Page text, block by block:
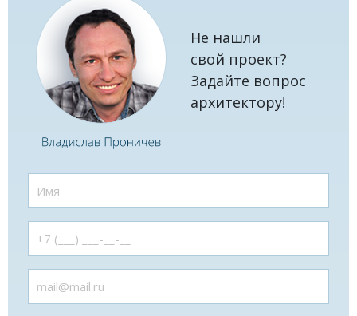
Не нашли
свой проект?
Задайте вопрос
архитектору!